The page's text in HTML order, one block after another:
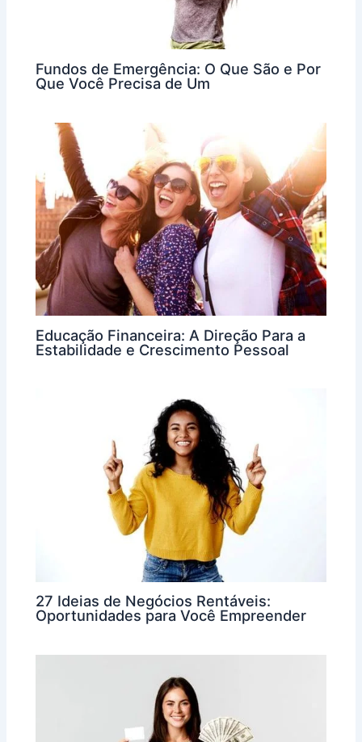
Fundos de Emergência: O Que São e Por
Que Você Precisa de Um
Educação Financeira: A Direção Para a
Estabilidade e Crescimento Pessoal
27 Ideias de Negócios Rentáveis:
Oportunidades para Você Empreender